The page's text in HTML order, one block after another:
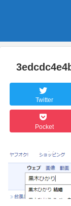
Twitter
Pocket